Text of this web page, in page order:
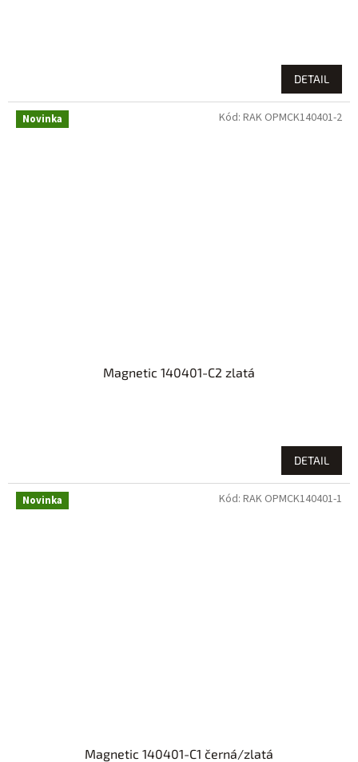
DETAIL
Novinka
Magnetic 140401-C2 zlatá
DETAIL
Kód: RAK OPMCK140401-2
Novinka
Magnetic 140401-C1 černá/zlatá
Kód: RAK OPMCK140401-1